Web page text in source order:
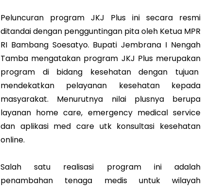
Peluncuran program JKJ Plus ini secara resmi
ditandai dengan pengguntingan pita oleh Ketua MPR
RI Bambang Soesatyo. Bupati Jembrana I Nengah
Tamba mengatakan program JKJ Plus merupakan
program di bidang kesehatan dengan tujuan
mendekatkan pelayanan kesehatan kepada
masyarakat. Menurutnya nilai plusnya berupa
layanan home care, emergency medical service
dan aplikasi med care utk konsultasi kesehatan
online.
Salah satu realisasi program ini adalah
penambahan tenaga medis untuk wilayah